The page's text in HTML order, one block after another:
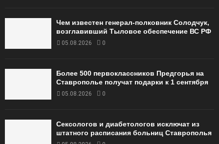
Чем известен генерал-полковник Солодчук,
возглавивший Тыловое обеспечение ВС РФ
05.08.2026 0
Более 500 первоклассников Предгорья на
Ставрополье получат подарки к 1 сентября
05.08.2026 0
Сексологов и диабетологов исключат из
штатного расписания больниц Ставрополья